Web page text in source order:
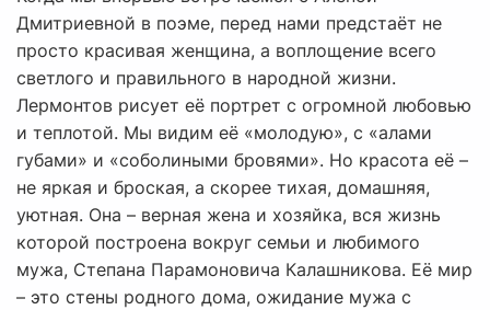
Дмитриевной в поэме, перед нами предстаёт не
просто красивая женщина, а воплощение всего
светлого и правильного в народной жизни.
Лермонтов рисует её портрет с огромной любовью
и теплотой. Мы видим её «молодую», с «алами
губами» и «соболиными бровями». Но красота её –
не яркая и броская, а скорее тихая, домашняя,
уютная. Она – верная жена и хозяйка, вся жизнь
которой построена вокруг семьи и любимого
мужа, Степана Парамоновича Калашникова. Её мир
– это стены родного дома, ожидание мужа с